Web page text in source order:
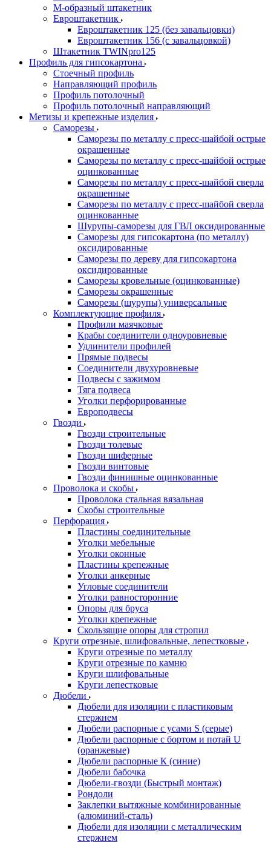
М-образный штакетник
Евроштакетник
Евроштакетник 125 (без завальцовки)
Евроштакетник 156 (с завальцовкой)
Штакетник TWINpro125
Профиль для гипсокартона
Стоечный профиль
Направляющий профиль
Профиль потолочный
Профиль потолочный направляющий
Метизы и крепежные изделия
Саморезы
Саморезы по металлу с пресс-шайбой острые
окрашенные
Саморезы по металлу с пресс-шайбой острые
оцинкованные
Саморезы по металлу с пресс-шайбой сверла
окрашенные
Саморезы по металлу с пресс-шайбой сверла
оцинкованные
Шурупы-саморезы для ГВЛ оксидированные
Саморезы для гипсокартона (по металлу)
оксидированные
Саморезы по дереву для гипсокартона
оксидированные
Саморезы кровельные (оцинкованные)
Саморезы окрашенные
Саморезы (шурупы) универсальные
Комплектующие профиля
Профили маячковые
Крабы соединители одноуровневые
Удлинители профилей
Прямые подвесы
Соединители двухуровневые
Подвесы с зажимом
Тяга подвеса
Уголки перфорированные
Европодвесы
Гвозди
Гвозди строительные
Гвозди толевые
Гвозди шиферные
Гвозди винтовые
Гвозди финишные оцинкованные
Проволока и скобы
Проволока стальная вязальная
Скобы строительные
Перфорация
Пластины соединительные
Уголки мебельные
Уголки оконные
Пластины крепежные
Уголки анкерные
Угловые соединители
Уголки равносторонние
Опоры для бруса
Уголки крепежные
Скользящие опоры для стропил
Круги отрезные, шлифовальные, лепестковые
Круги отрезные по металлу
Круги отрезные по камню
Круги шлифовальные
Круги лепестковые
Дюбели
Дюбели для изоляции с пластиковым
стержнем
Дюбели распорные с усами S (серые)
Дюбели распорные c бортом и потай U
(оранжевые)
Дюбели распорные К (синие)
Дюбели бабочка
Дюбели-гвозди (Быстрый монтаж)
Рондоли
Заклепки вытяжные комбинированные
(алюминий-сталь)
Дюбели для изоляции с металлическим
стержнем